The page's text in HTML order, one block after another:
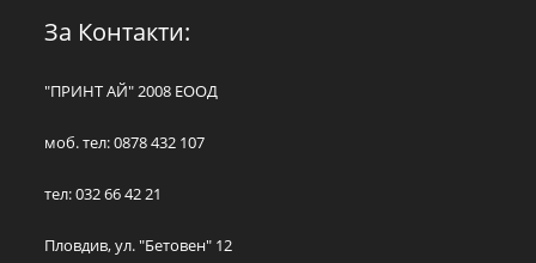
За Контакти:
"ПРИНТ АЙ" 2008 ЕООД
моб. тел: 0878 432 107
тел: 032 66 42 21
Пловдив, ул. "Бетовен" 12